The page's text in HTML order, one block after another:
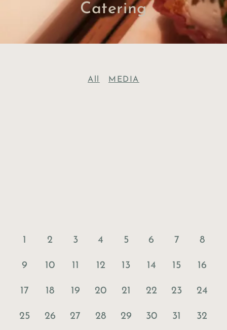
Catering
All MEDIA
1 2 3 4 5 6 7 8
9 10 11 12 13 14 15 16
17 18 19 20 21 22 23 24
25 26 27 28 29 30 31 32